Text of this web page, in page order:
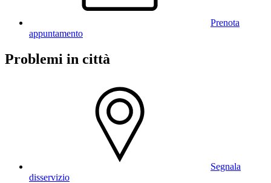
Prenota
appuntamento
Problemi in città
Segnala
disservizio